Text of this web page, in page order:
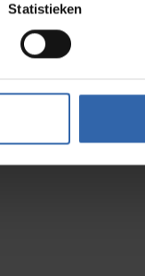
Statistieken